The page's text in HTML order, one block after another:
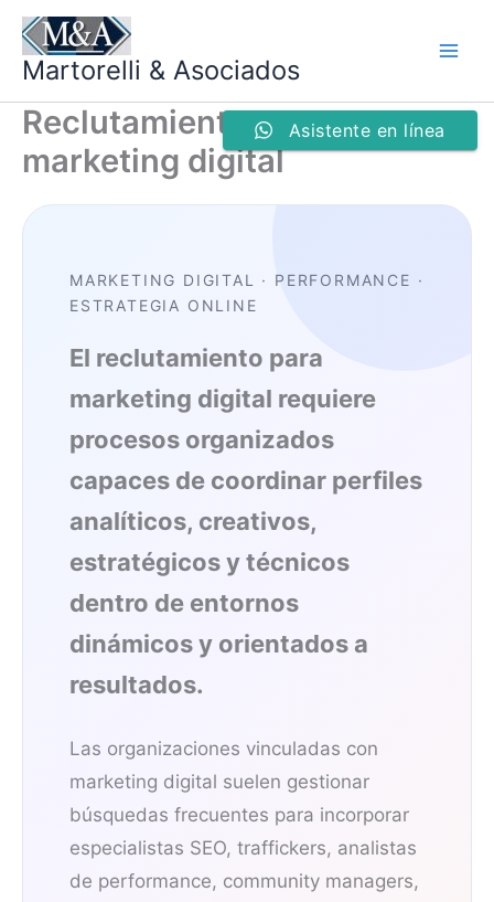
contenido
Martorelli & Asociados
Reclutamiento para
marketing digital
MARKETING DIGITAL · PERFORMANCE ·
ESTRATEGIA ONLINE
El reclutamiento para
marketing digital requiere
procesos organizados
capaces de coordinar perfiles
analíticos, creativos,
estratégicos y técnicos
dentro de entornos
dinámicos y orientados a
resultados.
Las organizaciones vinculadas con
marketing digital suelen gestionar
búsquedas frecuentes para incorporar
especialistas SEO, traffickers, analistas
de performance, community managers,
Asistente en línea